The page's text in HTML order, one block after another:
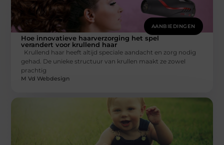
AANBIEDINGEN
Hoe innovatieve haarverzorging het spel
verandert voor krullend haar
Krullend haar heeft altijd speciale aandacht en zorg nodig
gehad. De unieke structuur van krullen maakt ze zowel
prachtig
M Vd Webdesign